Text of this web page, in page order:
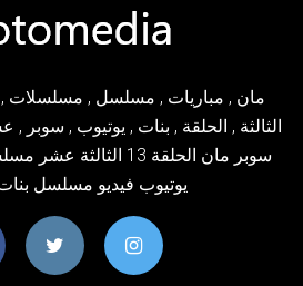
الثالثة , الحلقة , بنات , يوتيوب ,
سوبر مان الحلقة 13
يوتيوب فيديو مسلسل